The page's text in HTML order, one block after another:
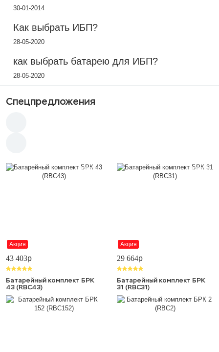
30-01-2014
Как выбрать ИБП?
28-05-2020
как выбрать батарею для ИБП?
28-05-2020
Спецпредложения
Акция
Новинка
43 403p
Батарейный комплект БРК
43 (RBC43)
Акция
Новинка
29 664p
Батарейный комплект БРК
31 (RBC31)